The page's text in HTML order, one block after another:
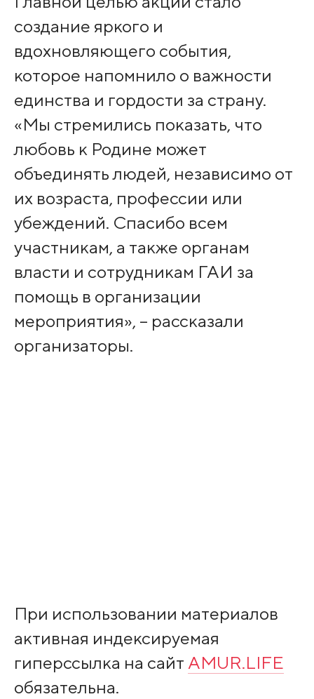
создание яркого и
вдохновляющего события,
которое напомнило о важности
единства и гордости за страну.
«Мы стремились показать, что
любовь к Родине может
объединять людей, независимо от
их возраста, профессии или
убеждений. Спасибо всем
участникам, а также органам
власти и сотрудникам ГАИ за
помощь в организации
мероприятия», – рассказали
организаторы.
При использовании материалов
активная индексируемая
гиперссылка на сайт AMUR.LIFE
обязательна.